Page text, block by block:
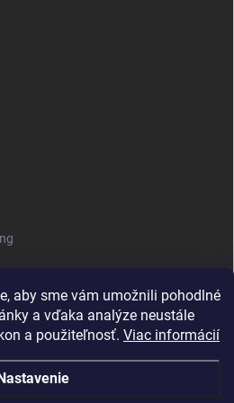
aby sme vám umožnili pohodlné
a vďaka analýze neustále
a použiteľnosť. Viac informácií